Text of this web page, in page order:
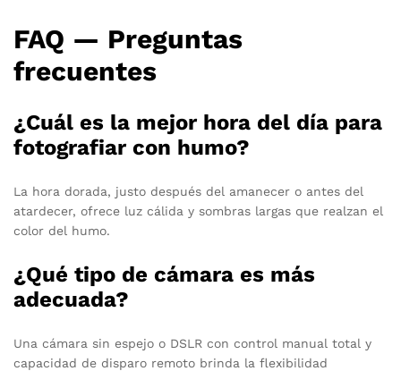
FAQ — Preguntas
frecuentes
¿Cuál es la mejor hora del día para
fotografiar con humo?
La hora dorada, justo después del amanecer o antes del
atardecer, ofrece luz cálida y sombras largas que realzan el
color del humo.
¿Qué tipo de cámara es más
adecuada?
Una cámara sin espejo o DSLR con control manual total y
capacidad de disparo remoto brinda la flexibilidad